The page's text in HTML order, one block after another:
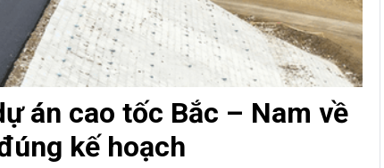
án cao tốc Bắc – Nam về
kế hoạch